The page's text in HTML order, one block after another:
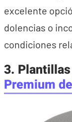
excelente
dolencias o
condiciones
3.
Premium